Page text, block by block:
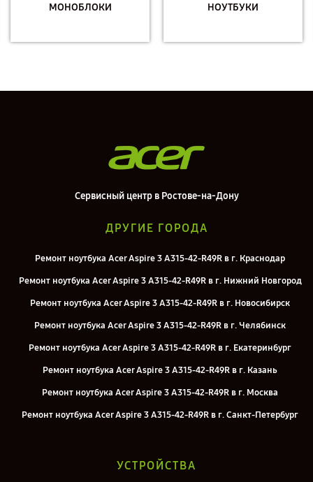
МОНОБЛОКИ НОУТБУКИ
Сервисный центр в Ростове-на-Дону
ДРУГИЕ ГОРОДА
Ремонт ноутбука Acer Aspire 3 A315-42-R49R в г. Краснодар
Ремонт ноутбука Acer Aspire 3 A315-42-R49R в г. Нижний Новгород
Ремонт ноутбука Acer Aspire 3 A315-42-R49R в г. Новосибирск
Ремонт ноутбука Acer Aspire 3 A315-42-R49R в г. Челябинск
Ремонт ноутбука Acer Aspire 3 A315-42-R49R в г. Екатеринбург
Ремонт ноутбука Acer Aspire 3 A315-42-R49R в г. Казань
Ремонт ноутбука Acer Aspire 3 A315-42-R49R в г. Москва
Ремонт ноутбука Acer Aspire 3 A315-42-R49R в г. Санкт-Петербург
УСТРОЙСТВА